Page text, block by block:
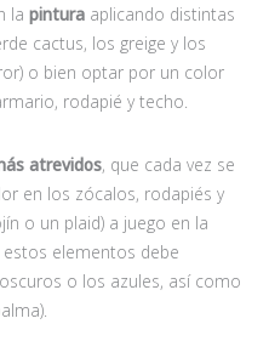
la pintura aplicando distintas
cactus, los greige y los
o bien optar por un color
rodapié y techo.
atrevidos, que cada vez se
en los zócalos, rodapiés y
o un plaid) a juego en la
elementos debe
o los azules, así como